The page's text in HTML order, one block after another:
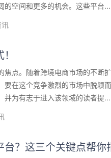
的空间和更多的机会。这些平台...
点。随着跨境电商市场的不断
在这个竞争激烈的市场中脱颖
并为有志于进入该领域的读者提...
？这三个关键点帮你